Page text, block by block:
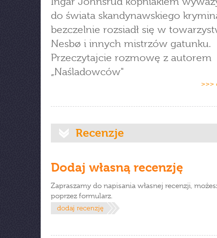
do świata skandynawskiego
bezczelnie rozsiadł się w
Nesbø i innych mistrzów gatunku.
Przeczytajcie rozmowę z autorem
„Naśladowców"
>>>
Recenzje
Dodaj własną recenzję
Zapraszamy do napisania własnej recenzji,
poprzez formularz.